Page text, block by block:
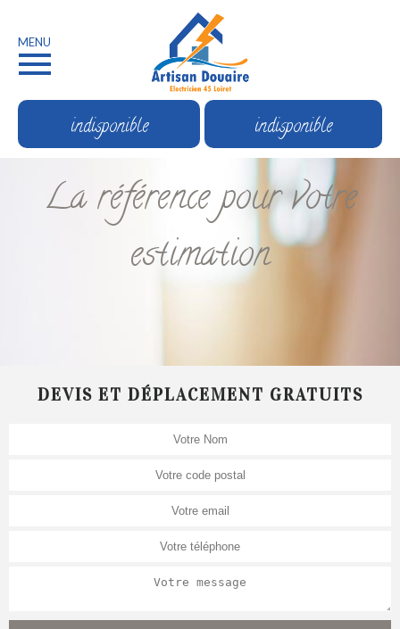
MENU
indisponible indisponible
La référence pour votre
estimation
DEVIS ET DÉPLACEMENT GRATUITS